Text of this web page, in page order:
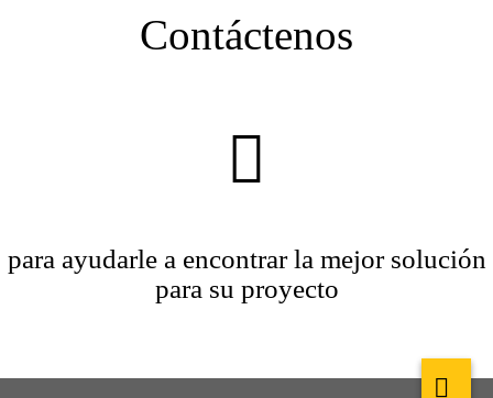
Contáctenos
para ayudarle a encontrar la mejor solución
para su proyecto